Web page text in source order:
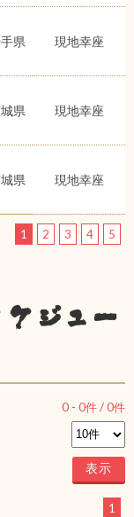
県 現地幸座
県 現地幸座
県 現地幸座
1 2 3 4 5
ジュー
0 - 0件 /0件
1